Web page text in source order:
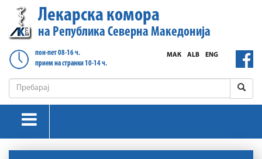
Лекарска комора
на Република Северна Македонија
пон-пет 08-16 ч.
прием на странки 10-14 ч.
ENG
ALB
МАК